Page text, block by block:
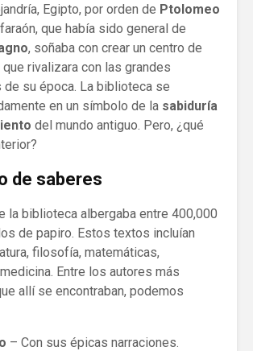
Egipto, por orden de Ptolomeo
faraón, que había sido general de
, soñaba con crear un centro de
rivalizara con las grandes
su época. La biblioteca se
en un símbolo de la sabiduría
del mundo antiguo. Pero, ¿qué
de saberes
la biblioteca albergaba entre 400,000
de papiro. Estos textos incluían
filosofía, matemáticas,
Entre los autores más
allí se encontraban, podemos
– Con sus épicas narraciones.